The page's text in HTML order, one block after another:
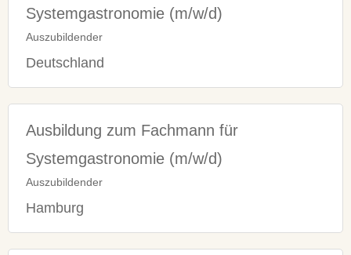
Systemgastronomie (m/w/d)
Auszubildender
Deutschland
Ausbildung zum Fachmann für
Systemgastronomie (m/w/d)
Auszubildender
Hamburg